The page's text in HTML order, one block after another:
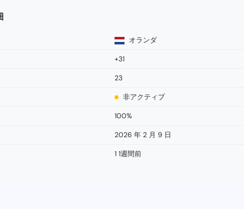
オランダ
+31
23
非アクティブ
100%
2026 年 2 月 9 日
1 1週間前